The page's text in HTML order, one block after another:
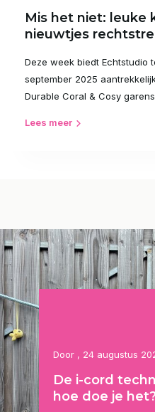
Mis het niet: leuke
nieuwtjes
Deze week biedt Echtstudio
september 2025
Durable Coral & Cosy
Lees meer
Door , 24 augustus
De i-cord
hoe doe je